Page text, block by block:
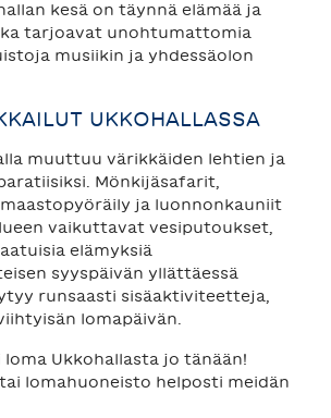
kesä on täynnä elämää ja
tarjoavat unohtumattomia
musiikin ja yhdessäolon
UKKOHALLASSA
muuttuu värikkäiden lehtien ja
Mönkijäsafarit,
ja luonnonkauniit
vaikuttavat vesiputoukset,
elämyksiä
syyspäivän yllättäessä
runsaasti sisäaktiviteetteja,
lomapäivän.
loma Ukkohallasta jo tänään!
lomahuoneisto helposti meidän